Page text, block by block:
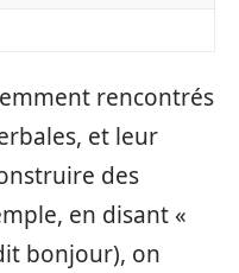
rencontrés
et leur
des
en disant «
bonjour), on